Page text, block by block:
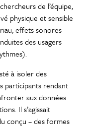
de l’équipe,
physique et sensible
effets sonores
des usagers
à isoler des
participants rendant
aux données
Il s’agissait
conçu – des formes